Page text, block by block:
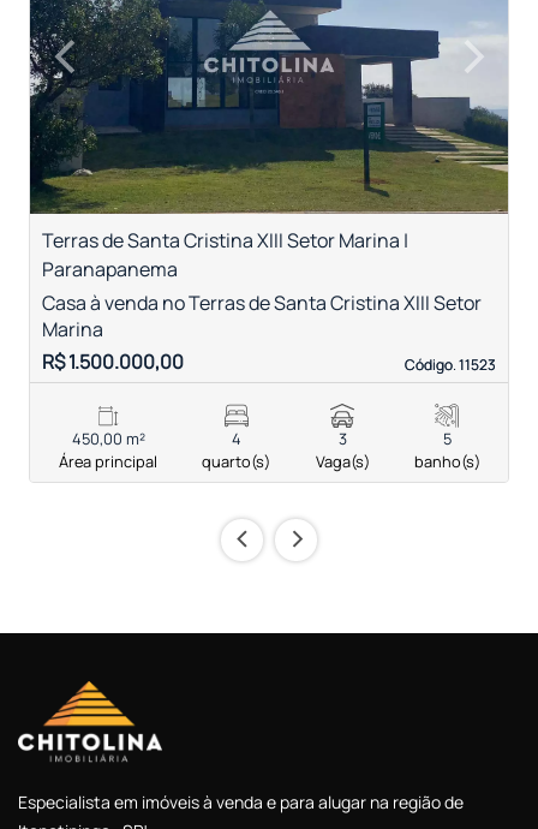
‹Previous ›
Next
Terras de Santa Cristina XIII Setor Marina |
Paranapanema
Código. 11523
Código. 11523
Casa à venda no Terras de Santa Cristina XIII Setor
Marina
R$ 1.500.000,00
450,00 m²
Área principal
4
quarto(s)
3
Vaga(s)
5
banho(s)
‹ ›
Especialista em imóveis à venda e para alugar na região de